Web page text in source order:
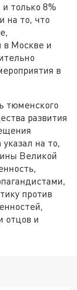
только 8%
на то, что
в Москве и
в
тюменского
развития
на то,
Великой
против
отцов и